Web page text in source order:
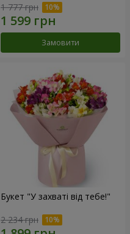
1 777 грн
Замовити
Букет "У захваті від тебе!"
2 234 грн